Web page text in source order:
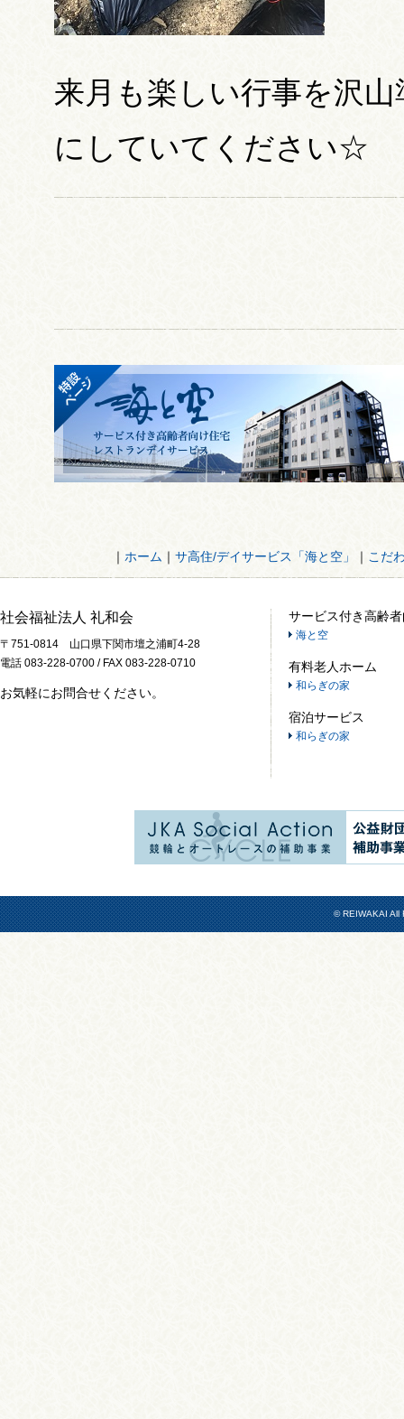
来月も楽しい行事を沢
にしていてください☆
｜ ホーム ｜ サ高住/デイサービス「海と空」 ｜ こだ
社会福祉法人 礼和会
〒751-0814 山口県下関市壇之浦町4-28
電話 083-228-0700 / FAX 083-228-0710
お気軽にお問合せください。
サービス付き高齢
海と空
有料老人ホーム
和らぎの家
宿泊サービス
和らぎの家
© REIWAKAI All